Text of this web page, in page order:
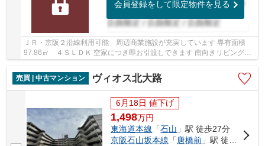
会員登録をして限定物件を見る
ＪＲ・京阪２沿線利用可能 周辺商業施設が充実しています 専有面積
97.86㎡ ４ＳＬＤＫ 空家につき即お引渡しできます 南向きリビングか
売買 | 中古マンション
ヴィオス北大路
6月18日 値下げ
1,498万円
東海道本線 「石山 」駅 徒歩27分
京阪石山坂本線 「 唐橋前 」駅 徒歩23分